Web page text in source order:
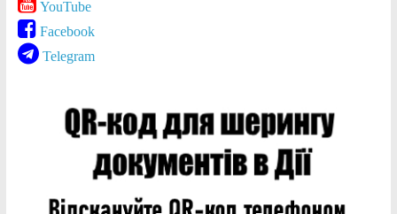
YouTube
Facebook
Telegram